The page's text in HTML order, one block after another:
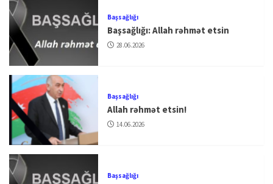
Başsağlığı
Başsağlığı: Allah rəhmət etsin
28.06.2026
Başsağlığı
Allah rəhmət etsin!
14.06.2026
Başsağlığı